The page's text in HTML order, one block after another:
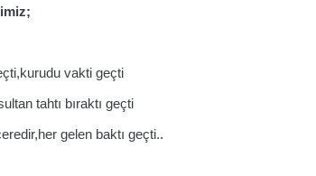
vakti geçti
tahtı bıraktı geçti
gelen baktı geçti..